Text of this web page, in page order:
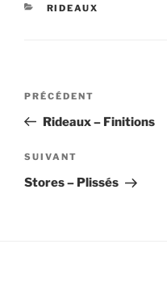
CATÉGORIES
RIDEAUX
Navigation
l’article
Article
précédent
PRÉCÉDENT
Rideaux – Finitions
Article
suivant
SUIVANT
Stores – Plissés